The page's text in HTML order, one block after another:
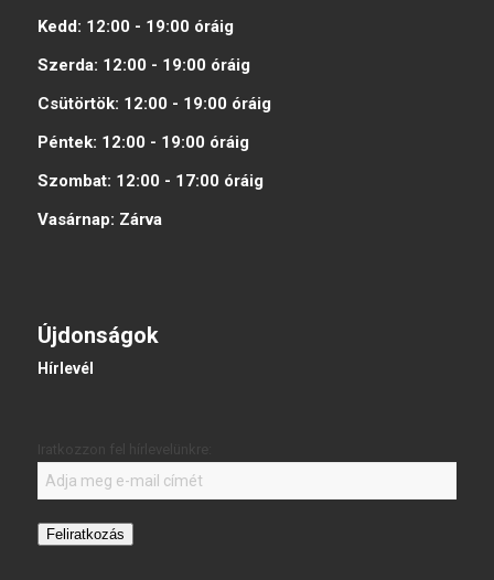
Kedd: 12:00 - 19:00 óráig
Szerda: 12:00 - 19:00 óráig
Csütörtök: 12:00 - 19:00 óráig
Péntek: 12:00 - 19:00 óráig
Szombat: 12:00 - 17:00 óráig
Vasárnap: Zárva
Újdonságok
Hírlevél
Feliratkozás